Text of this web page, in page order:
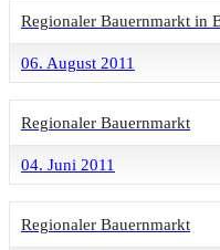
Regionaler Bauernmarkt in
06. August 2011
Regionaler Bauernmarkt
04. Juni 2011
Regionaler Bauernmarkt